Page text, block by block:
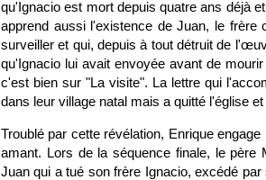
qu'Ignacio est mort depuis quatre ans déjà
apprend aussi l'existence de Juan, le
surveiller et qui, depuis à tout détruit de
qu'Ignacio lui avait envoyée avant de
c'est bien sur "La visite". La lettre qui
dans leur village natal mais a quitté l'église
Troublé par cette révélation, Enrique
amant. Lors de la séquence finale, le père
Juan qui a tué son frère Ignacio, excédé